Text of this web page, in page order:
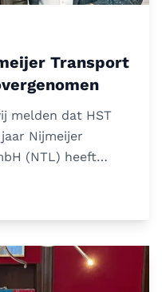
Transport
melden dat HST
Nijmeijer
(NTL) heeft